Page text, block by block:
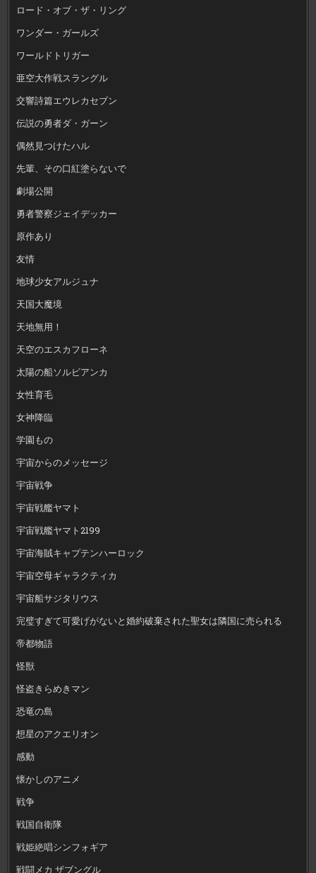
ロード・オブ・ザ・リング
ワンダー・ガールズ
ワールドトリガー
亜空大作戦スラングル
交響詩篇エウレカセブン
伝説の勇者ダ・ガーン
偶然見つけたハル
先輩、その口紅塗らないで
劇場公開
勇者警察ジェイデッカー
原作あり
友情
地球少女アルジュナ
天国大魔境
天地無用！
天空のエスカフローネ
太陽の船ソルビアンカ
女性育毛
女神降臨
学園もの
宇宙からのメッセージ
宇宙戦争
宇宙戦艦ヤマト
宇宙戦艦ヤマト2199
宇宙海賊キャプテンハーロック
宇宙空母ギャラクティカ
宇宙船サジタリウス
完璧すぎて可愛げがないと婚約破棄された聖女は隣国に売られる
帝都物語
怪獣
怪盗きらめきマン
恐竜の島
想星のアクエリオン
感動
懐かしのアニメ
戦争
戦国自衛隊
戦姫絶唱シンフォギア
戦闘メカ ザブングル